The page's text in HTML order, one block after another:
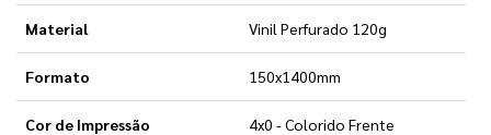
Material Vinil Perfurado 120g
Formato 150x1400mm
Cor de Impressão 4x0 - Colorido Frente